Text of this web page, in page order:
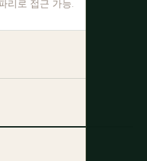
리로 접근 가능.